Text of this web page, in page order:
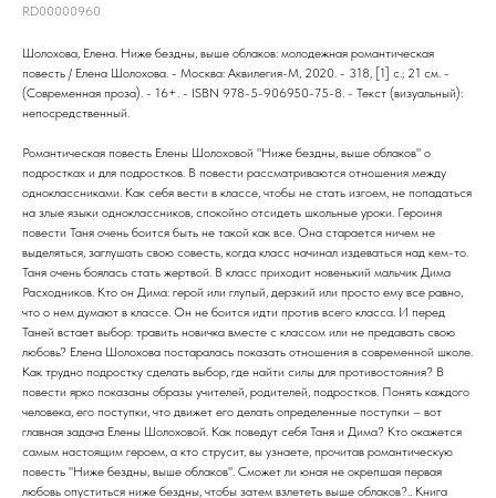
RD00000960
Шолохова, Елена. Ниже бездны, выше облаков: молодежная романтическая
повесть / Елена Шолохова. - Москва: Аквилегия-М, 2020. - 318, [1] с.; 21 см. -
(Современная проза). - 16+. - ISBN 978-5-906950-75-8. - Текст (визуальный):
непосредственный.
Романтическая повесть Елены Шолоховой "Ниже бездны, выше облаков" о
подростках и для подростков. В повести рассматриваются отношения между
одноклассниками. Как себя вести в классе, чтобы не стать изгоем, не попадаться
на злые языки одноклассников, спокойно отсидеть школьные уроки. Героиня
повести Таня очень боится быть не такой как все. Она старается ничем не
выделяться, заглушать свою совесть, когда класс начинал издеваться над кем-то.
Таня очень боялась стать жертвой. В класс приходит новенький мальчик Дима
Расходников. Кто он Дима: герой или глупый, дерзкий или просто ему все равно,
что о нем думают в классе. Он не боится идти против всего класса. И перед
Таней встает выбор: травить новичка вместе с классом или не предавать свою
любовь? Елена Шолохова постаралась показать отношения в современной школе.
Как трудно подростку сделать выбор, где найти силы для противостояния? В
повести ярко показаны образы учителей, родителей, подростков. Понять каждого
человека, его поступки, что движет его делать определенные поступки – вот
главная задача Елены Шолоховой. Как поведут себя Таня и Дима? Кто окажется
самым настоящим героем, а кто струсит, вы узнаете, прочитав романтическую
повесть "Ниже бездны, выше облаков". Сможет ли юная не окрепшая первая
любовь опуститься ниже бездны, чтобы затем взлететь выше облаков?.. Книга